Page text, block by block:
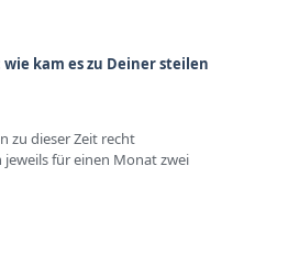
kam es zu Deiner steilen
zu dieser Zeit recht
für einen Monat zwei